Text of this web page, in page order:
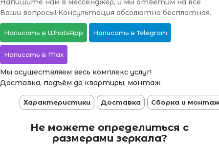
Напишите нам в мессенджер, и мы ответим на все
Ваши вопросы! Консультация абсолютно бесплатная.
Написать в WhatsApp Написать в Telegram
Написать в Max
Мы осуществляем весь комплекс услуг!
Доставка, подъём до квартиры, монтаж
Характеристики Доставка Сборка и
Не можете определиться с
размерами зеркала?